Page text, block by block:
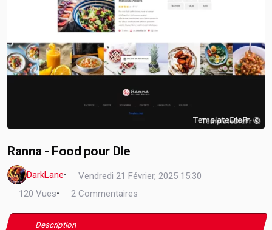
Ranna - Food pour Dle
DarkLane•
Vendredi 21 Février, 2025 15:30
120 Vues• 2 Commentaires
Description